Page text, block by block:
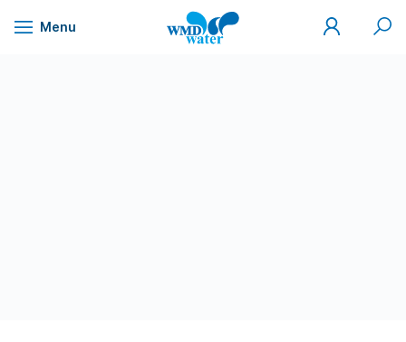
Naar
Menu
WMD
Drinkwater
Mijn
WMD
Zoek